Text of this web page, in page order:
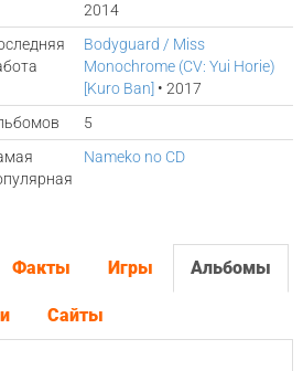
2014
Bodyguard / Miss
Monochrome (CV: Yui Horie)
[Kuro Ban] • 2017
5
Nameko no CD
Факты Игры Альбомы
Сайты